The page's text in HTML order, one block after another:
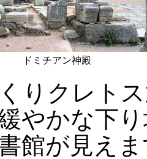
ドミチアン神殿
りクレト
やかな下
館が見え